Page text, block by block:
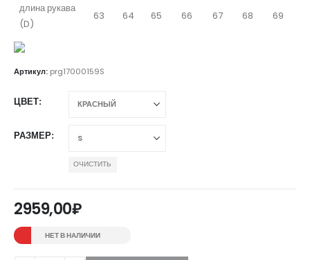
длина рукава
(D)
63 64 65 66 67 68 69
Артикул: prg17000159S
ЦВЕТ
РАЗМЕР
ОЧИСТИТЬ
2959,00₽
НЕТ В НАЛИЧИИ